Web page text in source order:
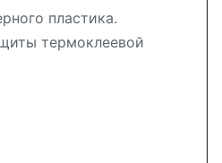
пластика.
термоклеевой